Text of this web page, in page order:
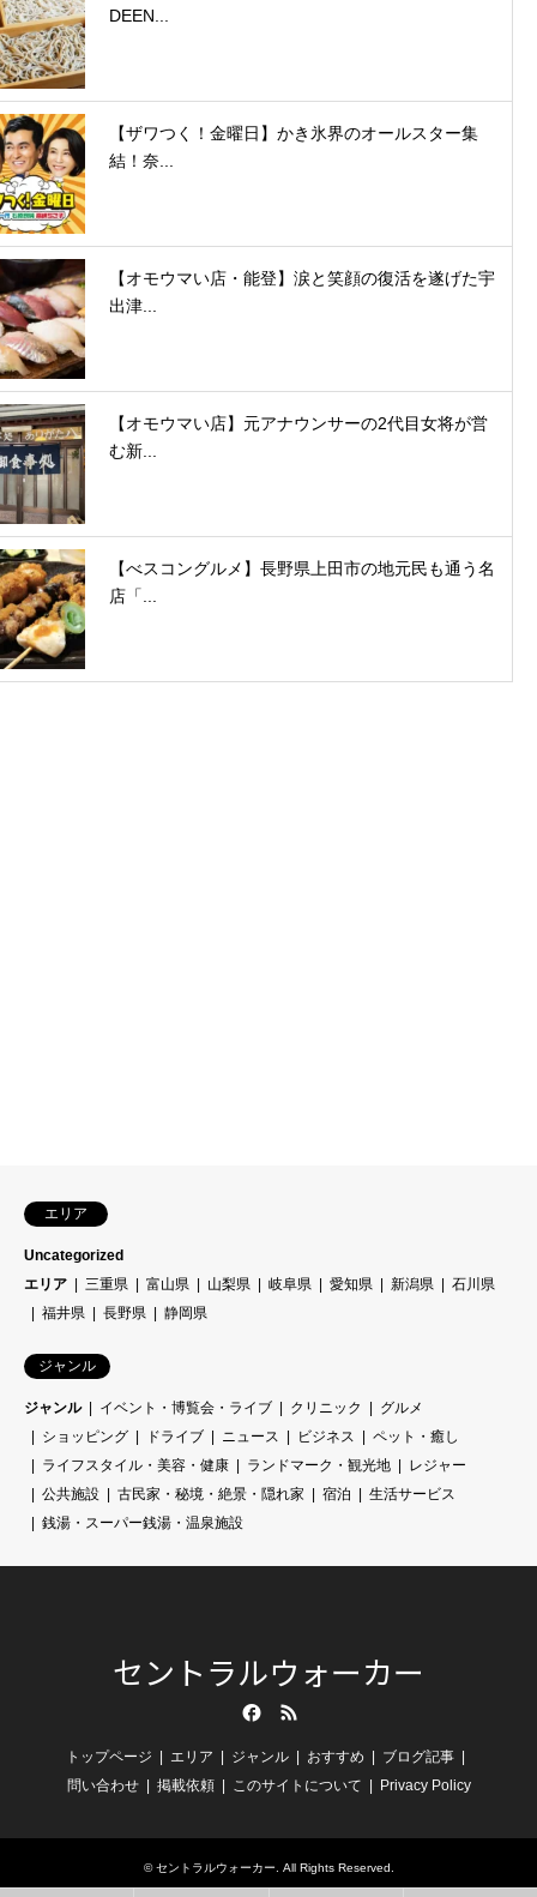
DEEN...
【ザワつく！金曜日】かき氷界のオールスター集
結！奈...
【オモウマい店・能登】涙と笑顔の復活を遂げた宇
出津...
【オモウマい店】元アナウンサーの2代目女将が営
む新...
【べスコングルメ】長野県上田市の地元民も通う名
店「...
エリア
Uncategorized
エリア
三重県 富山県 山梨県 岐阜県 愛知県 新潟県
石川県
福井県
長野県 静岡県
ジャンル
ジャンル イベント・博覧会・ライブ クリニック
グルメ
ショッピング
ドライブ ニュース ビジネス
ペット・癒し
ライフスタイル・美容・健康
ランドマーク・観光地
レジャー
公共施設
古民家・秘境・絶景・隠れ家 宿泊
生活サービス
銭湯・スーパー銭湯・温泉施設
セントラルウォーカー
トップページ エリア ジャンル おすすめ
ブログ記事
問い合わせ
掲載依頼 このサイトについて Privacy Policy
©セントラルウォーカー. All Rights Reserved.